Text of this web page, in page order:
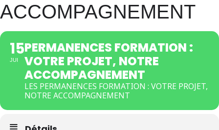
ACCOMPAGNEMENT
15
JUI
PERMANENCES FORMATION :
VOTRE PROJET, NOTRE
ACCOMPAGNEMENT
LES PERMANENCES FORMATION : VOTRE PROJET,
NOTRE ACCOMPAGNEMENT